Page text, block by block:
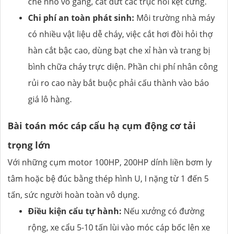
Chi phí an toàn phát sinh: Môi trường nhà máy
có nhiều vật liệu dễ cháy, việc cắt hơi đòi hỏi thợ
hàn cắt bậc cao, dùng bạt che xỉ hàn và trang bị
bình chữa cháy trực diện. Phần chi phí nhân công
rủi ro cao này bắt buộc phải cấu thành vào báo
giá lô hàng.
Bài toán móc cáp cẩu hạ cụm động cơ tải
trọng lớn
Với những cụm motor 100HP, 200HP dính liền bơm ly
tâm hoặc bệ đúc bằng thép hình U, I nặng từ 1 đến 5
tấn, sức người hoàn toàn vô dụng.
Điều kiện cẩu tự hành: Nếu xưởng có đường
rộng, xe cẩu 5-10 tấn lùi vào móc cáp bốc lên xe